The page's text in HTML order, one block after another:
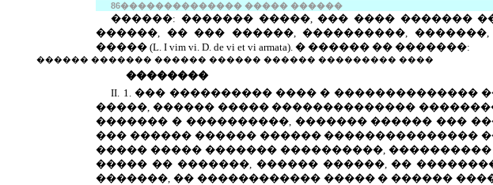
86������������������� ������
������: ������� �����, ��� ���� �������
������, �� ��� ������, ����������,
����� (L.I vim vi.D. de vi et vi armata).� ������ �� �������:
������ ������� ������ ������ ������ ��������� ����
��������
II. 1. ��� ���������� ���� �
�����, ������ ����� ��������������
������� � ����������, ������� ������ ���
��� ������ ������ ������ ���������������
����� ����� ������� ����������,
����� �� �������, ������ ������, ��
�������, �� ������������ ����� � ������